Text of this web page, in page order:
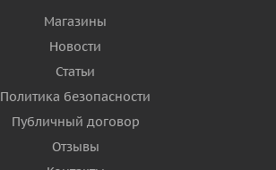
Магазины
Новости
Статьи
Политика безопасности
Публичный договор
Отзывы